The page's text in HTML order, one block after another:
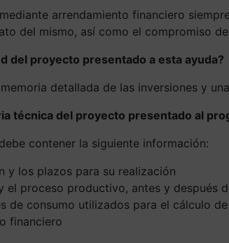
arrendamiento financiero
del mismo, así como el compromiso
del proyecto presentado a esta ayuda?
detallada de las inversiones y
técnica del proyecto presentado al
contener la siguiente información:
y los plazos para su realización
el proceso productivo, antes y después
de consumo utilizados para el cálculo
financiero